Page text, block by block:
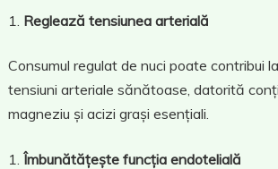
Reglează tensiunea arterială
Consumul regulat de nuci poate contribui
tensiuni arteriale sănătoase, datorită
magneziu și acizi grași esențiali.
Îmbunătățește funcția endotelială